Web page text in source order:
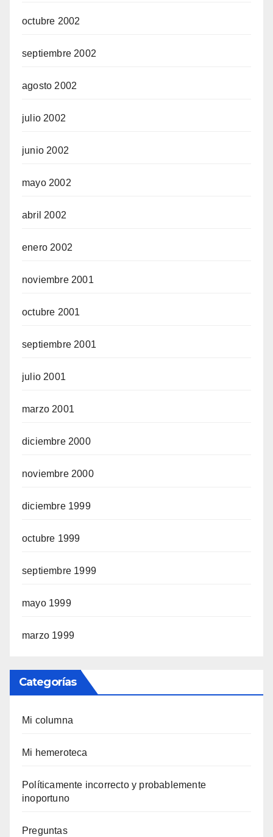
octubre 2002
septiembre 2002
agosto 2002
julio 2002
junio 2002
mayo 2002
abril 2002
enero 2002
noviembre 2001
octubre 2001
septiembre 2001
julio 2001
marzo 2001
diciembre 2000
noviembre 2000
diciembre 1999
octubre 1999
septiembre 1999
mayo 1999
marzo 1999
Categorías
Mi columna
Mi hemeroteca
Polí­ticamente incorrecto y probablemente
inoportuno
Preguntas